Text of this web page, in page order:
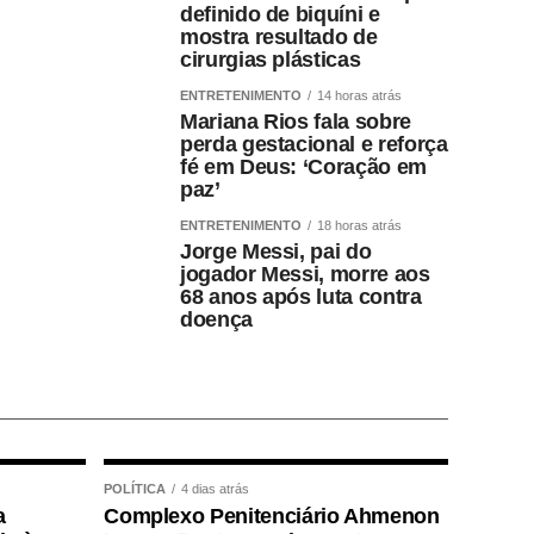
definido de biquíni e
mostra resultado de
cirurgias plásticas
ENTRETENIMENTO 14 horas atrás
Mariana Rios fala sobre
perda gestacional e reforça
fé em Deus: ‘Coração em
paz’
ENTRETENIMENTO 18 horas atrás
Jorge Messi, pai do
jogador Messi, morre aos
68 anos após luta contra
doença
POLÍTICA 4 dias atrás
Complexo Penitenciário Ahmenon